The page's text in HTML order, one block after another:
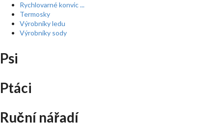
Rychlovarné konvic ...
Termosky
Výrobníky ledu
Výrobníky sody
Psi
Ptáci
Ruční nářadí